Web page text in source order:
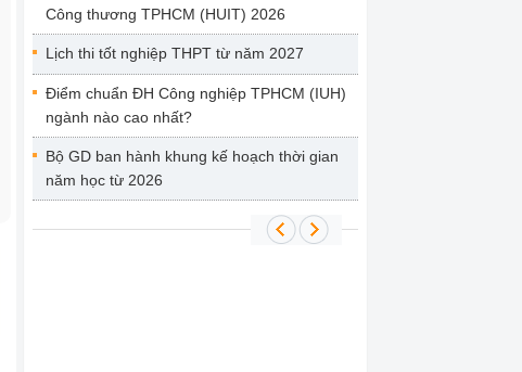
Công thương TPHCM (HUIT) 2026
Lịch thi tốt nghiệp THPT từ năm 2027
Điểm chuẩn ĐH Công nghiệp TPHCM (IUH)
ngành nào cao nhất?
Bộ GD ban hành khung kế hoạch thời gian
năm học từ 2026